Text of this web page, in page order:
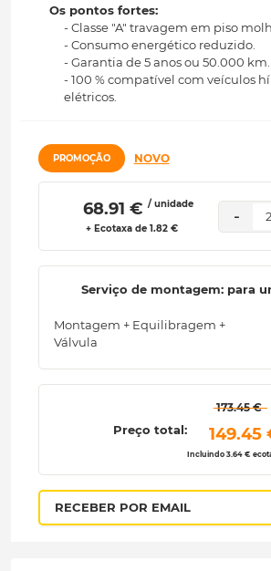
Os pontos fortes:
- Classe "A" travagem em piso
- Consumo energético reduzido.
- Garantia de 5 anos ou 50.000 km.
- 100 % compatível com veículos
elétricos.
PROMOÇÃO NOVO
68.91 € / unidade
+ Ecotaxa de 1.82 €
- 2
Serviço de montagem: para
Montagem + Equilibragem +
Válvula
Preço total:
173.45 €
149.45
Incluindo 3.64 €
RECEBER POR EMAIL